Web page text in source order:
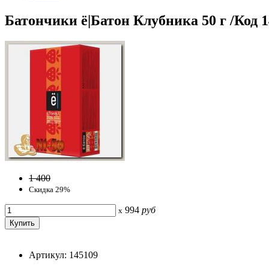
Батончики ё|Батон Клубника 50 г /Код
1 400
Скидка 29%
x 994 руб
Артикул: 145109